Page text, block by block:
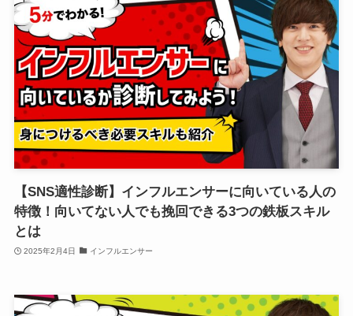
【SNS適性診断】インフルエンサーに向いている人の
特徴！向いてない人でも挽回できる3つの鉄板スキル
とは
2025年2月4日 インフルエンサー